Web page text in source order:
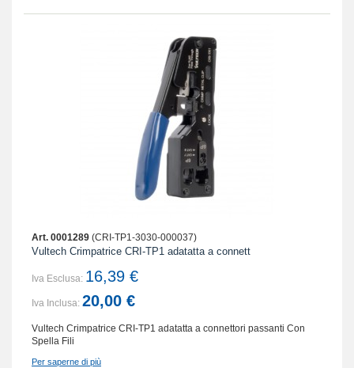
Art. 0001289 (CRI-TP1-3030-000037)
Vultech Crimpatrice CRI-TP1 adatatta a connett
Iva Esclusa: 16,39 €
Iva Inclusa: 20,00 €
Vultech Crimpatrice CRI-TP1 adatatta a connettori passanti Con
Spella Fili
Per saperne di più